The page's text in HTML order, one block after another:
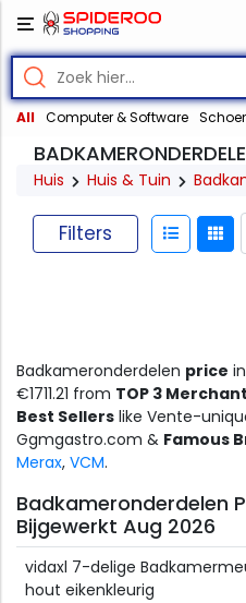
All Computer & Software
Huis Huis & Tuin
Filters
Badkameronderdelen price
€1711.21 from TOP 3 Merchant
Best Sellers like Vente-
Ggmgastro.com & Famous
Merax, VCM.
Badkameronderdelen
Bijgewerkt Aug 2026
vidaxl 7-delige
hout eikenkleurig